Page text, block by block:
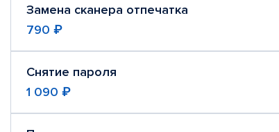
Замена сканера отпечатка
790 ₽
Снятие пароля
1 090 ₽